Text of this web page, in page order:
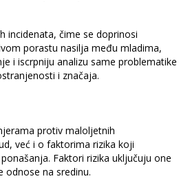
incidenata, čime se doprinosi
porastu nasilja među mladima,
i iscrpniju analizu same problematike
i značaja.
protiv maloljetnih
već i o faktorima rizika koji
Faktori rizika uključuju one
odnose na sredinu.